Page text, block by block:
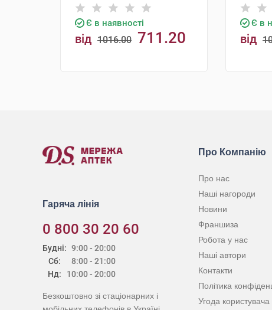
Є в наявності
від 1016.00 711.20
Є в
від
Гаряча лінія
0 800 30 20 60
Будні:
Сб:
Нд:
9:00 - 20:00
8:00 - 21:00
10:00 - 20:00
Безкоштовно зі стаціонарних і
Про Компанію
Про нас
Наші нагороди
Новини
Франшиза
Робота у нас
Наші автори
Контакти
Політика
Угода користувача